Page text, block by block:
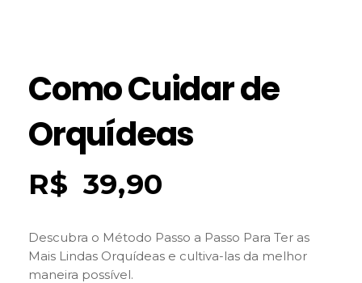
Como Cuidar de
Orquídeas
R$ 39,90
Descubra o Método Passo a Passo Para Ter as
Mais Lindas Orquídeas e cultiva-las da melhor
maneira possível.